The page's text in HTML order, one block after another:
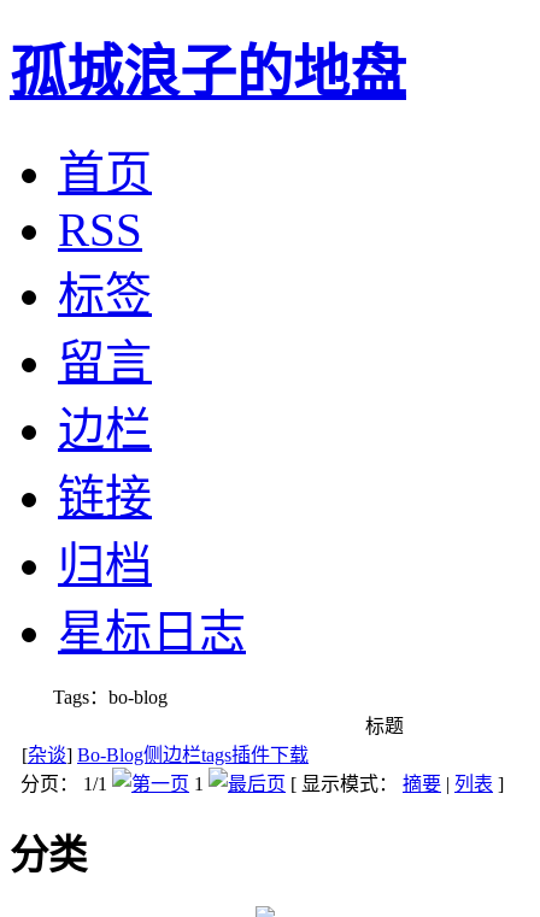
孤城浪子的地盘
首页
RSS
标签
留言
边栏
链接
归档
星标日志
Tags：bo-blog
标题
[杂谈] Bo-Blog侧边栏tags插件下载
分页： 1/1
1 [ 显示模式： 摘要 | 列表 ]
分类